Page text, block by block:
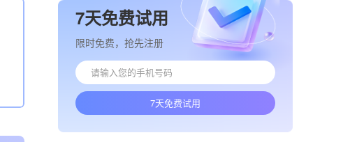
7天免费试用
限时免费，抢先注册
7天免费试用